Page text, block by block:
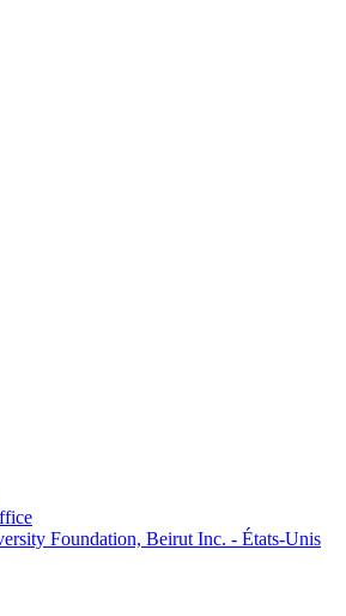
Foundation, Beirut Inc. - États-Unis